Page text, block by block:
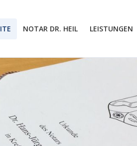
NOTAR DR. HEIL LEISTUNGEN